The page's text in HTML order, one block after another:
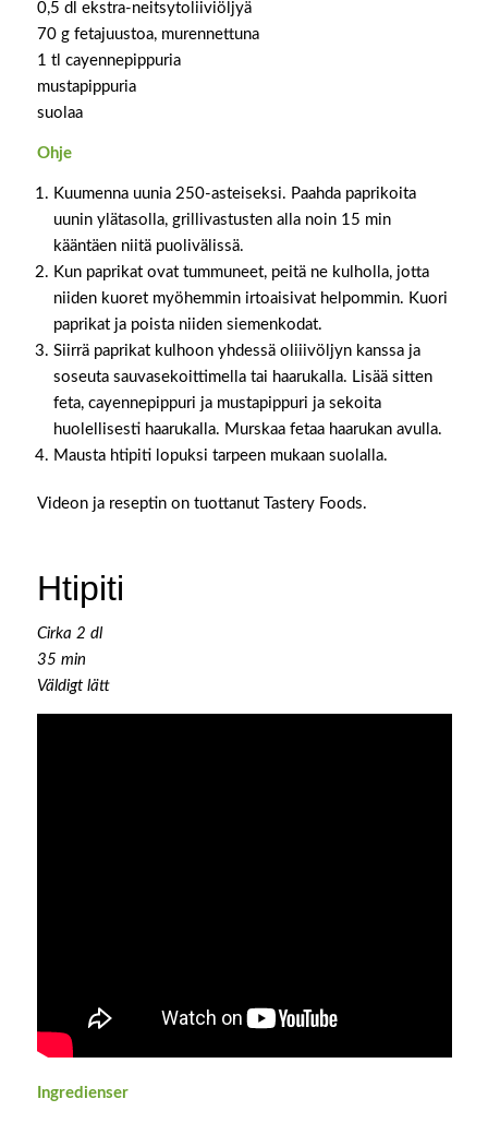
0,5 dl ekstra-neitsytoliiviöljyä
70 g fetajuustoa, murennettuna
1 tl cayennepippuria
mustapippuria
suolaa
Ohje
Kuumenna uunia 250-asteiseksi. Paahda paprikoita
uunin ylätasolla, grillivastusten alla noin 15 min
kääntäen niitä puolivälissä.
Kun paprikat ovat tummuneet, peitä ne kulholla, jotta
niiden kuoret myöhemmin irtoaisivat helpommin. Kuori
paprikat ja poista niiden siemenkodat.
Siirrä paprikat kulhoon yhdessä oliiivöljyn kanssa ja
soseuta sauvasekoittimella tai haarukalla. Lisää sitten
feta, cayennepippuri ja mustapippuri ja sekoita
huolellisesti haarukalla. Murskaa fetaa haarukan avulla.
Mausta htipiti lopuksi tarpeen mukaan suolalla.
Videon ja reseptin on tuottanut Tastery Foods.
Htipiti
Cirka 2 dl
35 min
Väldigt lätt
Ingredienser